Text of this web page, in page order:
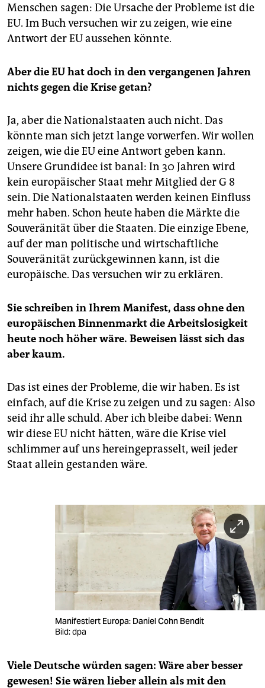
Menschen sagen: Die Ursache der Probleme ist die
EU. Im Buch versuchen wir zu zeigen, wie eine
Antwort der EU aussehen könnte.
Aber die EU hat doch in den vergangenen Jahren
nichts gegen die Krise getan?
Ja, aber die Nationalstaaten auch nicht. Das
könnte man sich jetzt lange vorwerfen. Wir wollen
zeigen, wie die EU eine Antwort geben kann.
Unsere Grundidee ist banal: In 30 Jahren wird
kein europäischer Staat mehr Mitglied der G 8
sein. Die Nationalstaaten werden keinen Einfluss
mehr haben. Schon heute haben die Märkte die
Souveränität über die Staaten. Die einzige Ebene,
auf der man politische und wirtschaftliche
Souveränität zurückgewinnen kann, ist die
europäische. Das versuchen wir zu erklären.
Sie schreiben in Ihrem Manifest, dass ohne den
europäischen Binnenmarkt die Arbeitslosigkeit
heute noch höher wäre. Beweisen lässt sich das
aber kaum.
Das ist eines der Probleme, die wir haben. Es ist
einfach, auf die Krise zu zeigen und zu sagen: Also
seid ihr alle schuld. Aber ich bleibe dabei: Wenn
wir diese EU nicht hätten, wäre die Krise viel
schlimmer auf uns hereingeprasselt, weil jeder
Staat allein gestanden wäre.
Manifestiert Europa: Daniel Cohn Bendit
Bild: dpa
Viele Deutsche würden sagen: Wäre aber besser
gewesen! Sie wären lieber allein als mit den